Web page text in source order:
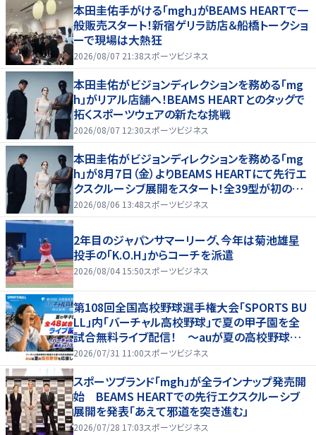
本田圭佑手がける「mgh」がBEAMS HEARTで一
般販売スタート！新宿ゲリラ訪店＆船橋トークショ
ーで現場は大熱狂
2026/08/07 21:38スポーツビジネス
本田圭佑がビジョンディレクションを務める「mg
h」がリアル店舗へ！BEAMS HEARTとのタッグで
拓くスポーツウェアの新たな挑戦
2026/08/07 12:30スポーツビジネス
本田圭佑がビジョンディレクションを務める「mg
h」が8月7日（金）よりBEAMS HEARTにて先行エ
クスクルーシブ展開をスタート！全39型が初の実
店舗へ、新宿POP UPやトークショーも！
2026/08/06 13:48スポーツビジネス
2年目のジャパンサマーリーグ、今年は菊池雄星
投手の「K.O.H」からコーチを派遣
2026/08/04 15:50スポーツビジネス
第108回全国高校野球選手権大会「SPORTS BU
LL」内「バーチャル高校野球」で夏の甲子園を全
試合無料ライブ配信！ ～auが夏の高校野球を
応援！夏を盛り上げるライブ配信番組 「応援甲子
2026/07/31 11:00スポーツビジネス
スポーツブランド「mgh」が全ラインナップ発売開
始 BEAMS HEARTでの先行エクスクルーシブ
展開を発表「あえて邪道を突き進む」
2026/07/28 17:03スポーツビジネス